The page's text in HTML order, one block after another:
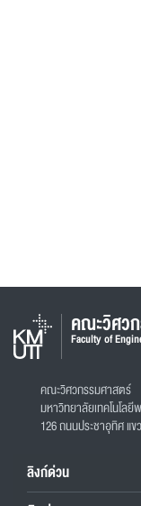
คณะวิศว
Faculty of
คณะวิศวกรรมศาสตร์
มหาวิทยาลัยเทคโนโลยี
126 ถนนประชาอุทิศ แข
ลิงก์ด่วน